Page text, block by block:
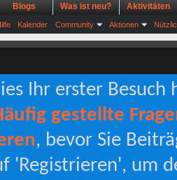
Kalender Community Aktionen
Blogs Was ist neu? Aktivitäten
Ihr erster Besuch
gestellte
, bevor Sie
'Registrieren', um